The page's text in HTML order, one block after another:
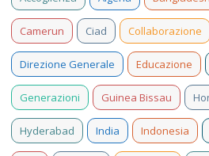
Camerun Ciad Collaborazione
Direzione Generale Educazione
Generazioni Guinea Bissau
Hyderabad India Indonesia